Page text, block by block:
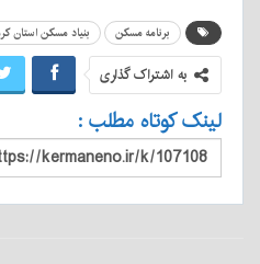
برنامه مسکن بنیاد مسکن استان
به اشتراک گذاری
لینک کوتاه مطلب :